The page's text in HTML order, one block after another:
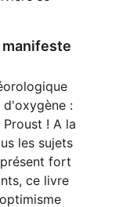
:
! A la
les sujets
fort
ce livre